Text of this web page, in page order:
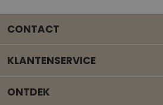
CONTACT
KLANTENSERVICE
ONTDEK